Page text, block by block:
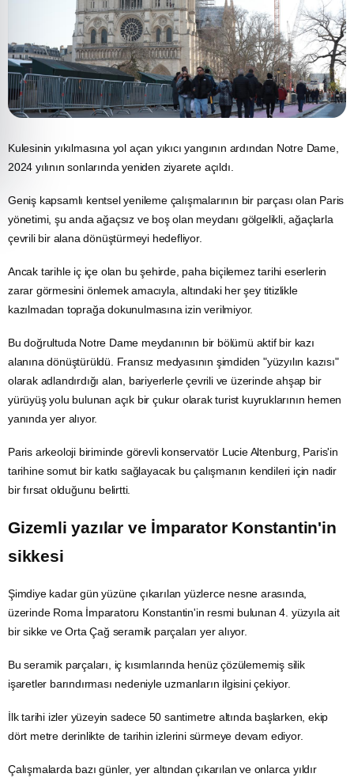
Kulesinin yıkılmasına yol açan yıkıcı yangının ardından Notre Dame,
2024 yılının sonlarında yeniden ziyarete açıldı.
Geniş kapsamlı kentsel yenileme çalışmalarının bir parçası olan Paris
yönetimi, şu anda ağaçsız ve boş olan meydanı gölgelikli, ağaçlarla
çevrili bir alana dönüştürmeyi hedefliyor.
Ancak tarihle iç içe olan bu şehirde, paha biçilemez tarihi eserlerin
zarar görmesini önlemek amacıyla, altındaki her şey titizlikle
kazılmadan toprağa dokunulmasına izin verilmiyor.
Bu doğrultuda Notre Dame meydanının bir bölümü aktif bir kazı
alanına dönüştürüldü. Fransız medyasının şimdiden "yüzyılın kazısı"
olarak adlandırdığı alan, bariyerlerle çevrili ve üzerinde ahşap bir
yürüyüş yolu bulunan açık bir çukur olarakturist kuyruklarının hemen
yanında yer alıyor.
Paris arkeoloji biriminde görevli konservatör Lucie Altenburg, Paris'in
tarihine somut bir katkı sağlayacak bu çalışmanın kendileri için nadir
bir fırsat olduğunu belirtti.
Gizemli yazılar ve İmparator Konstantin'in
sikkesi
Şimdiye kadar gün yüzüne çıkarılan yüzlerce nesne arasında,
üzerinde Roma İmparatoru Konstantin'in resmi bulunan 4. yüzyıla ait
bir sikke ve Orta Çağ seramik parçaları yer alıyor.
Bu seramik parçaları, iç kısımlarında henüz çözülememiş silik
işaretler barındırması nedeniyle uzmanların ilgisini çekiyor.
İlk tarihi izler yüzeyin sadece 50 santimetre altında başlarken, ekip
dört metre derinlikte de tarihin izlerini sürmeye devam ediyor.
Çalışmalarda bazı günler, yer altından çıkarılan ve onlarca yıldır